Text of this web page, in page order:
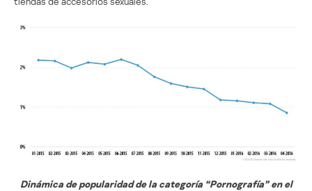
Dinámica de popularidad de la categoría “Pornografía” en el